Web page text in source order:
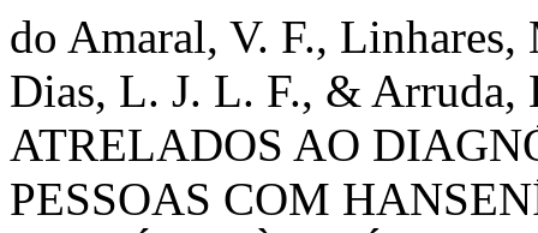
do Amaral, V. F.,
Dias, L. J. L. F., & Arruda,
ATRELADOS AO
PESSOAS COM